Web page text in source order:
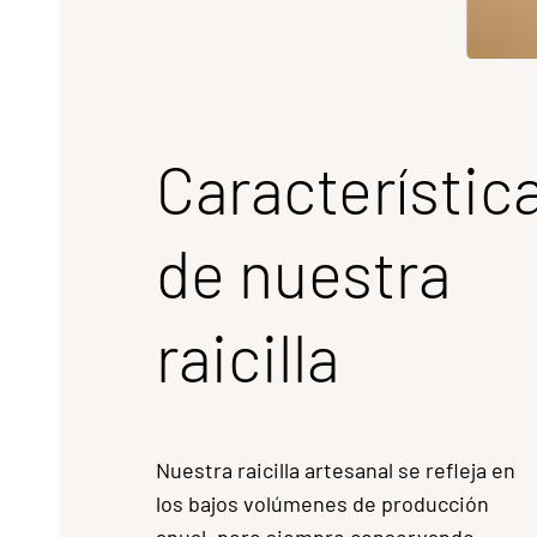
de nuestra
raicilla
Nuestra raicilla artesanal se refleja en
los bajos volúmenes de producción